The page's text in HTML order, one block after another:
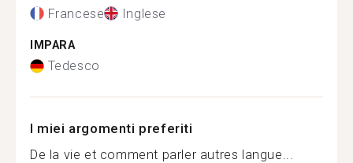
Francese Inglese
IMPARA
Tedesco
I miei argomenti preferiti
De la vie et comment parler autres langue...